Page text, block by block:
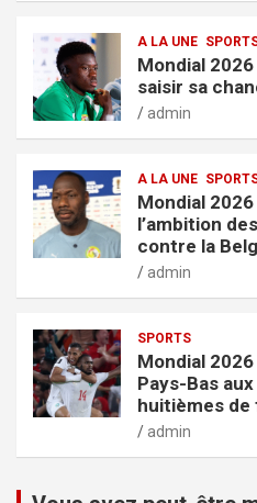
A LA UNE
Mondial
saisir sa
admin
A LA UNE
Mondial
l’ambition
contre la
admin
SPORTS
Mondial
Pays-Bas
huitièmes de
admin